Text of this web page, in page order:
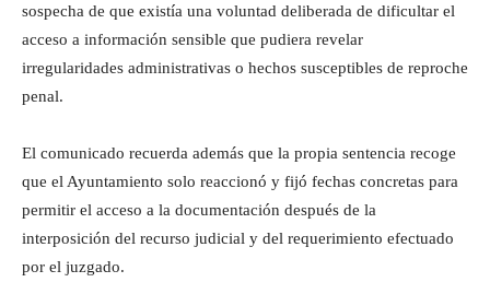
sospecha de que existía una voluntad deliberada de dificultar el
acceso a información sensible que pudiera revelar
irregularidades administrativas o hechos susceptibles de reproche
penal.
El comunicado recuerda además que la propia sentencia recoge
que el Ayuntamiento solo reaccionó y fijó fechas concretas para
permitir el acceso a la documentación después de la
interposición del recurso judicial y del requerimiento efectuado
por el juzgado.